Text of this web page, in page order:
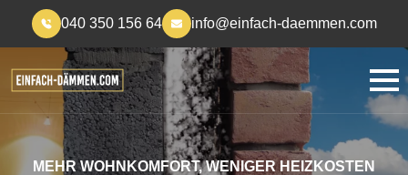
040 350 156 64 info@einfach-daemmen.com
MEHR WOHNKOMFORT, WENIGER HEIZKOSTEN